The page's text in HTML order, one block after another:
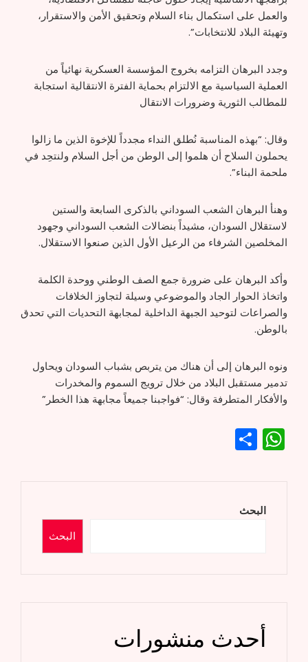
والعمل على استكمال بناء السلام وتحقيق الأمن والاستقرار،
وتهيئة البلاد للانتخابات”.
وجدد البرهان التزامه بخروج المؤسسة العسكرية نهائياً من
العملية السياسية مع الالتزام بحماية الفترة الانتقالية استجابة
للمطالب الثورية وضرورات الانتقال
وقال: “بهذه المناسبة نُطلق النداء مجدداً للإخوة الذين ما زالوا
يحملون السلاح أن هلموا إلى الوطن من أجل السلام ولنتحِد في
ملحمة البناء”.
وهنأ البرهان الشعب السوداني بالذكرى السابعة والستين
لاستقلال السودان، مشيداً بنضالات الشعب السوداني وجهود
المخلصين الشرفاء من الرعيل الأول الذين صنعوا الاستقلال.
وأكد البرهان على ضرورة جمع الصف الوطني ووحدة الكلمة
واتخاذ الحوار الجاد والموضوعي وسيلة لتجاوز الخلافات
والصراعات لتوحيد الجبهة الداخلية لمجابهة التحديات التي تحدق
بالوطن.
ونوه البرهان إلى أن هناك من يتربص بشباب السودان ويحاول
تدمير مستقبل البلاد من خلال ترويج السموم والمخدرات
والأفكار المتطرفة وقال: “فواجبنا جميعاً مجابهة هذا الخطر”
WhatsApp
البحث
البحث
أحدث منشورات